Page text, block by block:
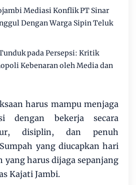
Mediasi Konflik PT Sinar
Dengan Warga Sipin Teluk
pada Persepsi: Kritik
Kebenaran oleh Media dan
harus mampu menjaga
dengan bekerja secara
disiplin, dan penuh
yang diucapkan hari
yang harus dijaga sepanjang
Kajati Jambi.